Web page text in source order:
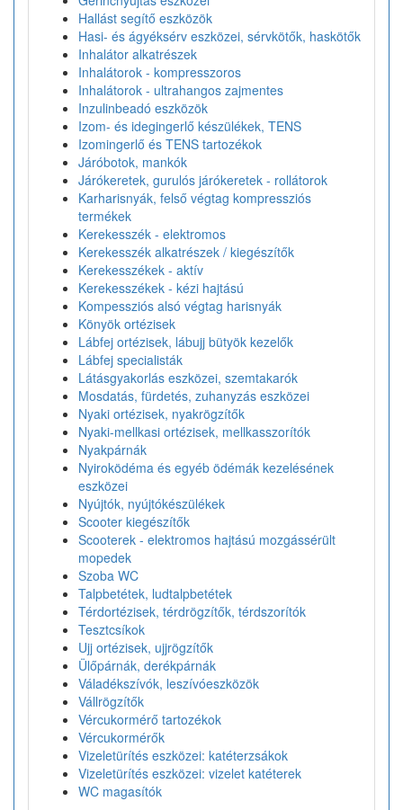
Hallást segítő eszközök
Hasi- és ágyéksérv eszközei, sérvkötők, haskötők
Inhalátor alkatrészek
Inhalátorok - kompresszoros
Inhalátorok - ultrahangos zajmentes
Inzulinbeadó eszközök
Izom- és idegingerlő készülékek, TENS
Izomingerlő és TENS tartozékok
Járóbotok, mankók
Járókeretek, gurulós járókeretek - rollátorok
Karharisnyák, felső végtag kompressziós
termékek
Kerekesszék - elektromos
Kerekesszék alkatrészek / kiegészítők
Kerekesszékek - aktív
Kerekesszékek - kézi hajtású
Kompessziós alsó végtag harisnyák
Könyök ortézisek
Lábfej ortézisek, lábujj bütyök kezelők
Lábfej specialisták
Látásgyakorlás eszközei, szemtakarók
Mosdatás, fürdetés, zuhanyzás eszközei
Nyaki ortézisek, nyakrögzítők
Nyaki-mellkasi ortézisek, mellkasszorítók
Nyakpárnák
Nyiroködéma és egyéb ödémák kezelésének
eszközei
Nyújtók, nyújtókészülékek
Scooter kiegészítők
Scooterek - elektromos hajtású mozgássérült
mopedek
Szoba WC
Talpbetétek, ludtalpbetétek
Térdortézisek, térdrögzítők, térdszorítók
Tesztcsíkok
Ujj ortézisek, ujjrögzítők
Ülőpárnák, derékpárnák
Váladékszívók, leszívóeszközök
Vállrögzítők
Vércukormérő tartozékok
Vércukormérők
Vizeletürítés eszközei: katéterzsákok
Vizeletürítés eszközei: vizelet katéterek
WC magasítók